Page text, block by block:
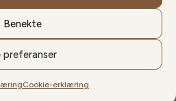
Benekte
preferanser
Cookie-erklæring